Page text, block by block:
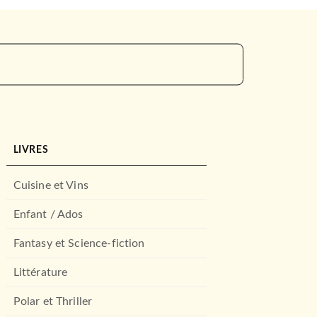
LIVRES
Cuisine et Vins
Enfant / Ados
Fantasy et Science-fiction
Littérature
Polar et Thriller